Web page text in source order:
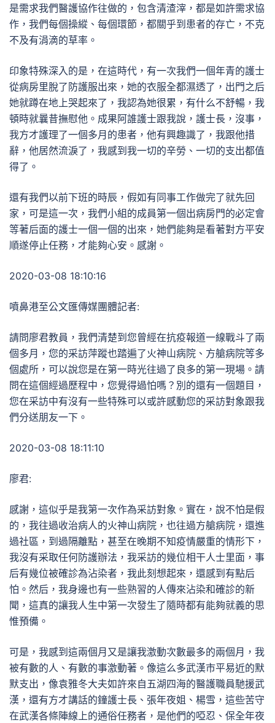
是需求我們醫護協作往做的，包含清渣滓，都是如許需求協
作，我們每個操縱、每個環節，都關乎到患者的存亡，不克
不及有涓滴的草率。
印象特殊深入的是，在這時代，有一次我們一個年青的護士
從病房里脫了防護服出來，她的衣服全都濕透了，出門之后
她就蹲在地上哭起來了，我認為她很累，有什么不舒暢，我
頓時就曩昔撫慰他。成果阿誰護士跟我說，護士長，沒事，
我方才護理了一個多月的患者，他有興趣識了，我跟他措
辭，他居然流淚了，我感到我一切的辛勞、一切的支出都值
得了。
還有我們以前下班的時辰，假如有同事工作做完了就先回
家，可是這一次，我們小組的成員第一個出病房門的必定會
等著后面的護士一個一個的出來，她們能夠是看著對方平安
順遂停止任務，才能夠心安。感謝。
2020-03-08 18:10:16
噴鼻港至公文匯傳媒團體記者:
請問廖君教員，我們清楚到您曾經在抗疫報道一線戰斗了兩
個多月，您的采訪萍蹤也踏遍了火神山病院、方艙病院等多
個處所，可以說您是在第一時光往過了良多的第一現場。請
問在這個經過歷程中，您覺得過怕嗎？別的還有一個題目，
您在采訪中有沒有一些特殊可以或許感動您的采訪對象跟我
們分送朋友一下。
2020-03-08 18:11:10
廖君:
感謝，這似乎是我第一次作為采訪對象。實在，說不怕是假
的，我往過收治病人的火神山病院，也往過方艙病院，還進
過社區，到過隔離點，甚至在晚期不知疫情嚴重的情形下，
我沒有采取任何防護辦法，我采訪的幾位相干人士里面，事
后有幾位被確診為沾染者，我此刻想起來，還感到有點后
怕。然后，我身邊也有一些熟習的人傳來沾染和確診的新
聞，這真的讓我人生中第一次發生了隨時都有能夠就義的思
惟預備。
可是，我感到這兩個月又是讓我激動次數最多的兩個月，我
被有數的人、有數的事激動著。像這么多武漢市平易近的默
默支出，像袁雅冬大夫如許來自五湖四海的醫護職員馳援武
漢，還有方才講話的鐘護士長、張年夜姐、楊雪，這些苦守
在武漢各條陣線上的通俗任務者，是他們的啞忍、保全年夜